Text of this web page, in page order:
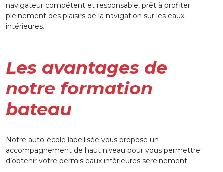
navigateur compétent et responsable, prêt à profiter
pleinement des plaisirs de la navigation sur les eaux
intérieures.
Les avantages de
notre formation
bateau
Notre auto-école labellisée vous propose un
accompagnement de haut niveau pour vous permettre
d’obtenir votre permis eaux intérieures sereinement.